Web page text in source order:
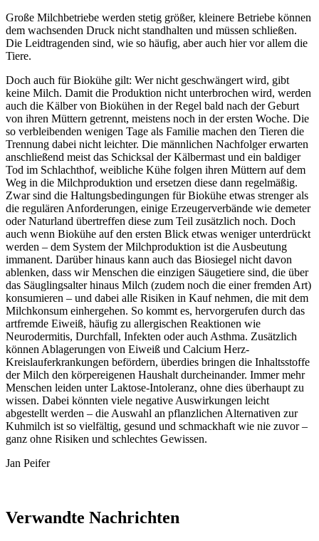
Große Milchbetriebe werden stetig größer, kleinere Betriebe können
dem wachsenden Druck nicht standhalten und müssen schließen.
Die Leidtragenden sind, wie so häufig, aber auch hier vor allem die
Tiere.
Doch auch für Biokühe gilt: Wer nicht geschwängert wird, gibt
keine Milch. Damit die Produktion nicht unterbrochen wird, werden
auch die Kälber von Biokühen in der Regel bald nach der Geburt
von ihren Müttern getrennt, meistens noch in der ersten Woche. Die
so verbleibenden wenigen Tage als Familie machen den Tieren die
Trennung dabei nicht leichter. Die männlichen Nachfolger erwarten
anschließend meist das Schicksal der Kälbermast und ein baldiger
Tod im Schlachthof, weibliche Kühe folgen ihren Müttern auf dem
Weg in die Milchproduktion und ersetzen diese dann regelmäßig.
Zwar sind die Haltungsbedingungen für Biokühe etwas strenger als
die regulären Anforderungen, einige Erzeugerverbände wie demeter
oder Naturland übertreffen diese zum Teil zusätzlich noch. Doch
auch wenn Biokühe auf den ersten Blick etwas weniger unterdrückt
werden – dem System der Milchproduktion ist die Ausbeutung
immanent. Darüber hinaus kann auch das Biosiegel nicht davon
ablenken, dass wir Menschen die einzigen Säugetiere sind, die über
das Säuglingsalter hinaus Milch (zudem noch die einer fremden Art)
konsumieren – und dabei alle Risiken in Kauf nehmen, die mit dem
Milchkonsum einhergehen. So kommt es, hervorgerufen durch das
artfremde Eiweiß, häufig zu allergischen Reaktionen wie
Neurodermitis, Durchfall, Infekten oder auch Asthma. Zusätzlich
können Ablagerungen von Eiweiß und Calcium Herz-
Kreislauferkrankungen befördern, überdies bringen die Inhaltsstoffe
der Milch den körpereigenen Haushalt durcheinander. Immer mehr
Menschen leiden unter Laktose-Intoleranz, ohne dies überhaupt zu
wissen. Dabei könnten viele negative Auswirkungen leicht
abgestellt werden – die Auswahl an pflanzlichen Alternativen zur
Kuhmilch ist so vielfältig, gesund und schmackhaft wie nie zuvor –
ganz ohne Risiken und schlechtes Gewissen.
Jan Peifer
Verwandte Nachrichten